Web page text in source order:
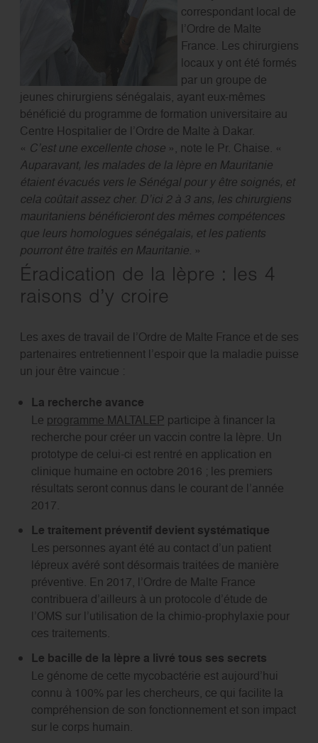
correspondant local de
l’Ordre de Malte
France. Les chirurgiens
locaux y ont été formés
par un groupe de
jeunes chirurgiens sénégalais, ayant eux-mêmes
bénéficié du programme de formation universitaire au
Centre Hospitalier de l’Ordre de Malte à Dakar.
« C’est une excellente chose», note le Pr. Chaise. «
Auparavant, les malades de la lèpre en Mauritanie
étaient évacués vers le Sénégal pour y être soignés, et
cela coûtait assez cher. D’ici 2 à 3 ans, les chirurgiens
mauritaniens bénéficieront des mêmes compétences
que leurs homologues sénégalais, et les patients
pourront être traités en Mauritanie. »
Éradication de la lèpre : les 4
raisons d’y croire
Les axes de travail de l’Ordre de Malte France et de ses
partenaires entretiennent l’espoir que la maladie puisse
un jour être vaincue :
La recherche avance
Le programme MALTALEP participe à financer la
recherche pour créer un vaccin contre la lèpre. Un
prototype de celui-ci est rentré en application en
clinique humaine en octobre 2016 ; les premiers
résultats seront connus dans le courant de l’année
2017.
Le traitement préventif devient systématique
Les personnes ayant été au contact d’un patient
lépreux avéré sont désormais traitées de manière
préventive. En 2017, l’Ordre de Malte France
contribuera d’ailleurs à un protocole d’étude de
l’OMS sur l’utilisation de la chimio-prophylaxie pour
ces traitements.
Le bacille de la lèpre a livré tous ses secrets
Le génome de cette mycobactérie est aujourd’hui
connu à 100% par les chercheurs, ce qui facilite la
compréhension de son fonctionnement et son impact
sur le corps humain.